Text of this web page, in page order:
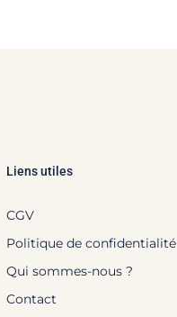
Liens utiles
CGV
Politique de confidentialité
Qui sommes-nous ?
Contact